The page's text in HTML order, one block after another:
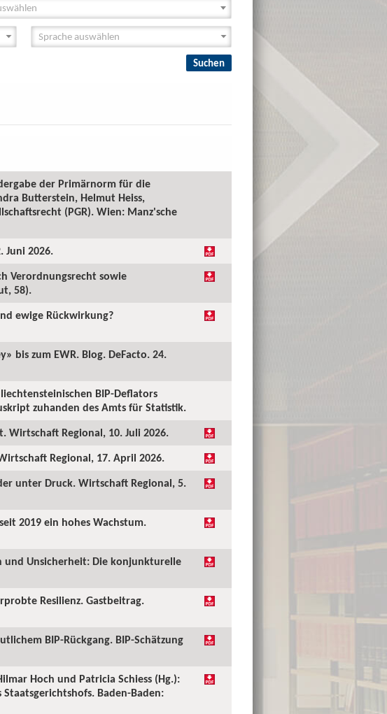
der Primärnorm für die
Butterstein, Helmut Heiss,
(PGR). Wien: Manz'sche
Juni 2026.
Verordnungsrecht sowie
58).
ewige Rückwirkung?
bis zum EWR. Blog. DeFacto. 24.
BIP-Deflators
zuhanden des Amts für Statistik.
Wirtschaft Regional, 10. Juli 2026.
Regional, 17. April 2026.
unter Druck. Wirtschaft Regional, 5.
2019 ein hohes Wachstum.
und Unsicherheit: Die konjunkturelle
Resilienz. Gastbeitrag.
BIP-Rückgang. BIP-Schätzung
Hoch und Patricia Schiess (Hg.):
Baden-Baden: